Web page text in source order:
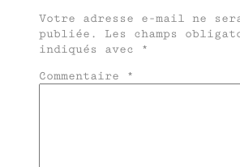
Votre adresse e-mail ne
publiée.
Les champs
indiqués avec
*
Commentaire
*